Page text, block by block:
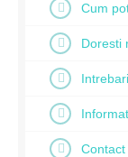
Cum
Doresti